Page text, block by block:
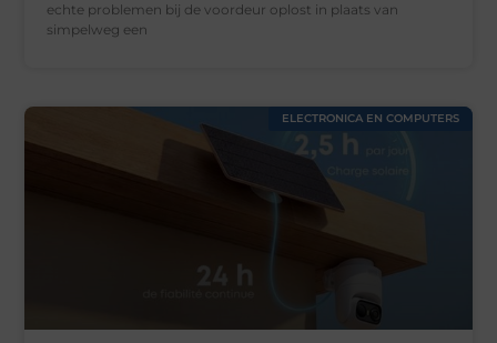
echte problemen bij de voordeur oplost in plaats van
simpelweg een
ELECTRONICA EN COMPUTERS